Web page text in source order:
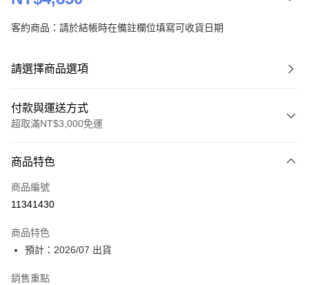
客約商品：請於結帳時在備註欄位填寫可收貨日期
請選擇商品選項
付款與運送方式
超取滿NT$3,000免運
信用卡一次付款
Apple Pay
相關說明
【大哥付你分期使用說明】
2.付款方式選擇「大哥付你分期」，訂單成立後會自動跳轉到大哥付的交易
商品特色
商品編號
11341430
商品特色
預計：2026/07 出貨
銷售重點